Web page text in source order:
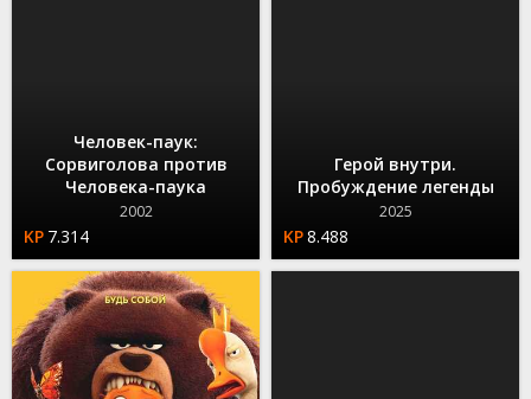
Человек-паук:
Сорвиголова против
Человека-паука
2002
7.314
Герой внутри.
Пробуждение легенды
2025
8.488